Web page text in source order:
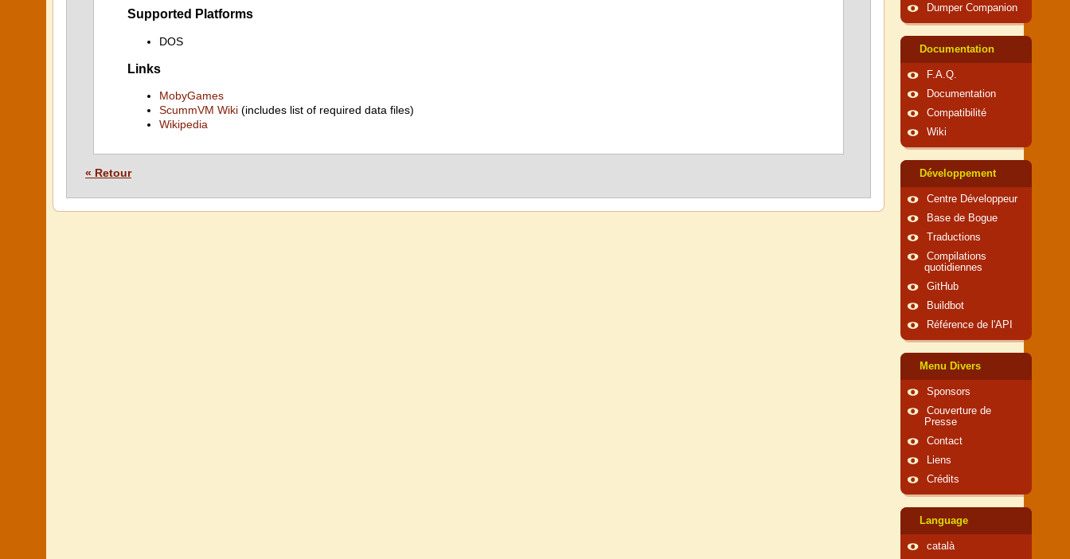
Supported Platforms
DOS
Links
MobyGames
ScummVM Wiki (includes list of required data files)
Wikipedia
« Retour
Dumper Companion
Documentation
F.A.Q.
Documentation
Compatibilité
Wiki
Développement
Centre Développeur
Base de Bogue
Traductions
Compilations
quotidiennes
GitHub
Buildbot
Référence de l'API
Menu Divers
Sponsors
Couverture de
Presse
Contact
Liens
Crédits
Language
català